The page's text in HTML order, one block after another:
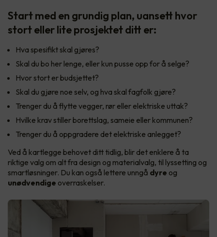
Start med en grundig plan, uansett hvor
stort eller lite prosjektet ditt er:
Hva spesifikt skal gjøres?
Skal du bo her lenge, eller kun pusse opp for å selge?
Hvor stort er budsjettet?
Skal du gjøre noe selv, og hva skal fagfolk gjøre?
Trenger du å flytte vegger, rør eller elektriske uttak?
Hvilke krav stiller borettslag, sameie eller kommunen?
Trenger du å oppgradere det elektriske anlegget?
Ved å kartlegge behovet ditt tidlig, blir det enklere å ta
riktige valg om alt fra design og materialvalg, til lyssetting og
smartløsninger. Du kan også lettere unngå dyre og
unødvendige overraskelser.